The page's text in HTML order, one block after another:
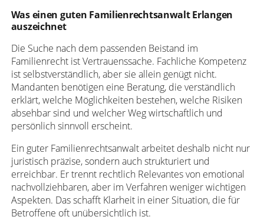
Was einen guten Familienrechtsanwalt Erlangen
auszeichnet
Die Suche nach dem passenden Beistand im
Familienrecht ist Vertrauenssache. Fachliche Kompetenz
ist selbstverständlich, aber sie allein genügt nicht.
Mandanten benötigen eine Beratung, die verständlich
erklärt, welche Möglichkeiten bestehen, welche Risiken
absehbar sind und welcher Weg wirtschaftlich und
persönlich sinnvoll erscheint.
Ein guter Familienrechtsanwalt arbeitet deshalb nicht nur
juristisch präzise, sondern auch strukturiert und
erreichbar. Er trennt rechtlich Relevantes von emotional
nachvollziehbaren, aber im Verfahren weniger wichtigen
Aspekten. Das schafft Klarheit in einer Situation, die für
Betroffene oft unübersichtlich ist.